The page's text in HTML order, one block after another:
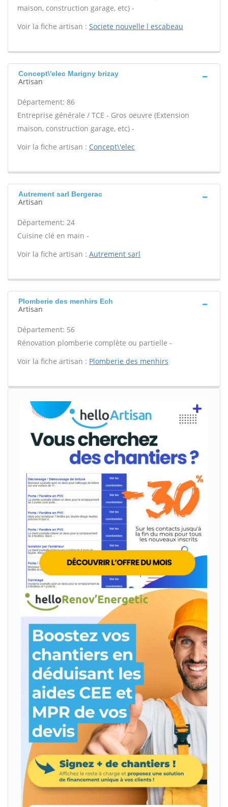
maison, construction garage, etc) -
Voir la fiche artisan : Societe nouvelle l escabeau
Concept\'elec Marigny brizay
Artisan
Département: 86
Entreprise générale / TCE - Gros oeuvre (Extension
maison, construction garage, etc) -
Voir la fiche artisan : Concept\'elec
Autrement sarl Bergerac
Artisan
Département: 24
Cuisine clé en main -
Voir la fiche artisan : Autrement sarl
Plomberie des menhirs Ech
Artisan
Département: 56
Rénovation plomberie complète ou partielle -
Voir la fiche artisan : Plomberie des menhirs